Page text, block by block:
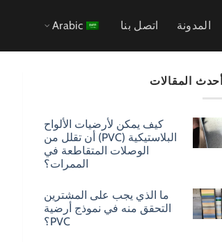
المدونة اتصل بنا Arabic
أحدث المقالات
كيف يمكن لأرضيات الألواح
البلاستيكية (PVC) أن تقلل من
الوصلات المتقاطعة في
الممرات؟
ما الذي يجب على المشترين
التحقق منه في نموذج أرضية
PVC؟